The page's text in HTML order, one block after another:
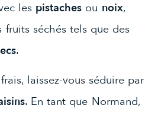
les pistaches ou noix,
fruits séchés tels que des
.
laissez-vous séduire par
. En tant que Normand,